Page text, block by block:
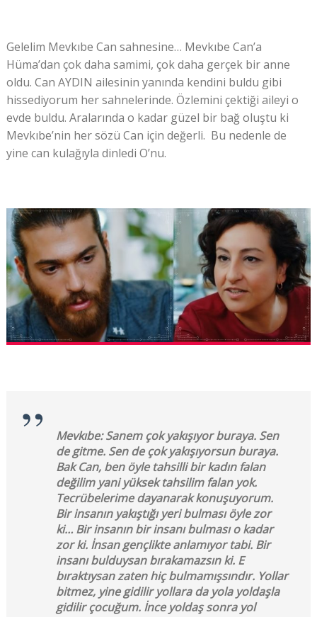
Gelelim Mevkıbe Can sahnesine… Mevkıbe Can’a
Hüma’dan çok daha samimi, çok daha gerçek bir anne
oldu. Can AYDIN ailesinin yanında kendini buldu gibi
hissediyorum her sahnelerinde. Özlemini çektiği aileyi o
evde buldu. Aralarında o kadar güzel bir bağ oluştu ki
Mevkıbe’nin her sözü Can için değerli. Bu nedenle de
yine can kulağıyla dinledi O’nu.
Mevkıbe: Sanem çok yakışıyor buraya. Sen
de gitme. Sen de çok yakışıyorsun buraya.
Bak Can, ben öyle tahsilli bir kadın falan
değilim yani yüksek tahsilim falan yok.
Tecrübelerime dayanarak konuşuyorum.
Bir insanın yakıştığı yeri bulması öyle zor
ki… Bir insanın bir insanı bulması o kadar
zor ki. İnsan gençlikte anlamıyor tabi. Bir
insanı bulduysan bırakamazsın ki. E
bıraktıysan zaten hiç bulmamışsındır. Yollar
bitmez, yine gidilir yollara da yola yoldaşla
gidilir çocuğum. İnce yoldaş sonra yol